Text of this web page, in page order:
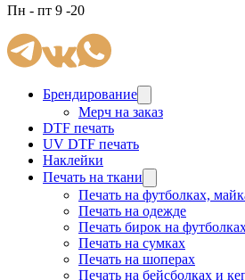
Пн - пт 9 -20
Брендирование
Мерч на заказ
DTF печать
UV DTF печать
Наклейки
Печать на ткани
Печать на футболках,
Печать на одежде
Печать бирок на
Печать на сумках
Печать на шоперах
Печать на бейсболках и